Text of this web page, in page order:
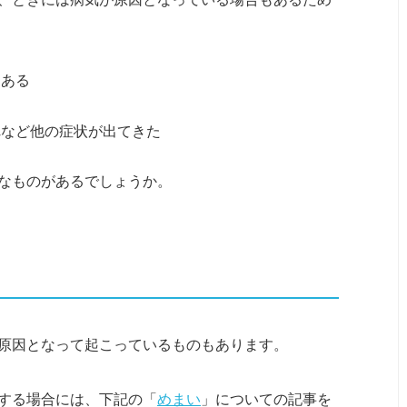
る
ど他の症状が出てきた
ものがあるでしょうか。
となって起こっているものもあります。
る場合には、下記の「 めまい 」についての記事を